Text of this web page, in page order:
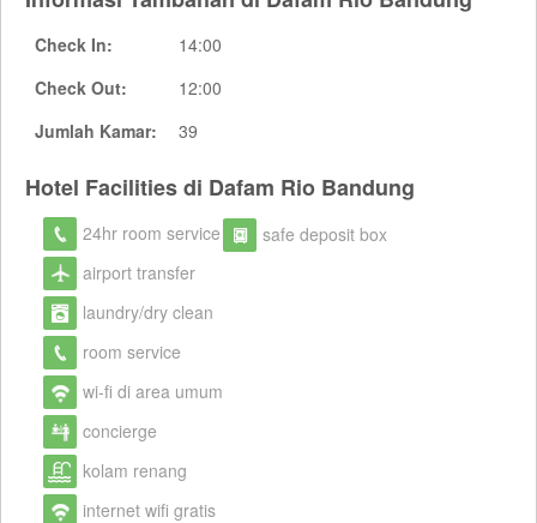
Check In:
14:00
Check Out:
12:00
Jumlah Kamar:
39
Hotel Facilities di Dafam Rio Bandung
24hr room service
airport transfer
laundry/dry clean
room service
wi-fi di area umum
concierge
kolam renang
internet wifi gratis
safe deposit box